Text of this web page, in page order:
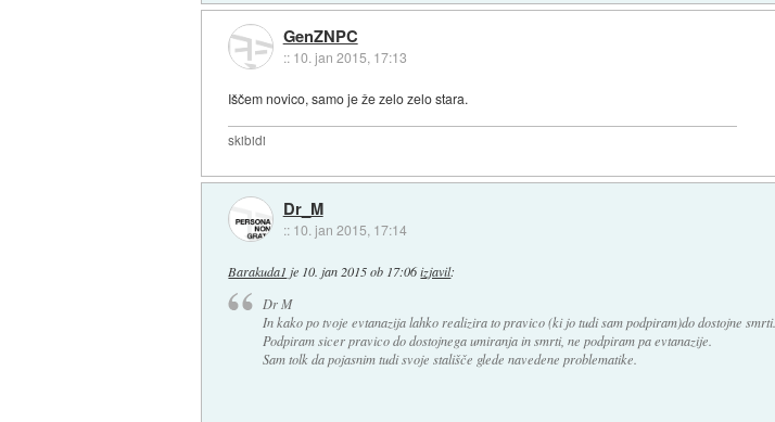
GenZNPC
:: 10. jan 2015, 17:13
Iščem novico, samo je že zelo zelo stara.
skibidi
Dr_M
:: 10. jan 2015, 17:14
Barakuda1 je 10. jan 2015 ob 17:06 izjavil:
Dr M
In kako po tvoje evtanazija lahko realizira to pravico (ki jo tudi sam podpiram)do dostojne smrti.
Podpiram sicer pravico do dostojnega umiranja in smrti, ne podpiram pa evtanazije.
Sam tolk da pojasnim tudi svoje stališče glede navedene problematike.